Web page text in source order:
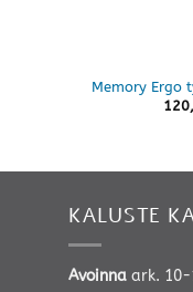
Memory Ergo
KALUSTE
Avoinna ark. 10-